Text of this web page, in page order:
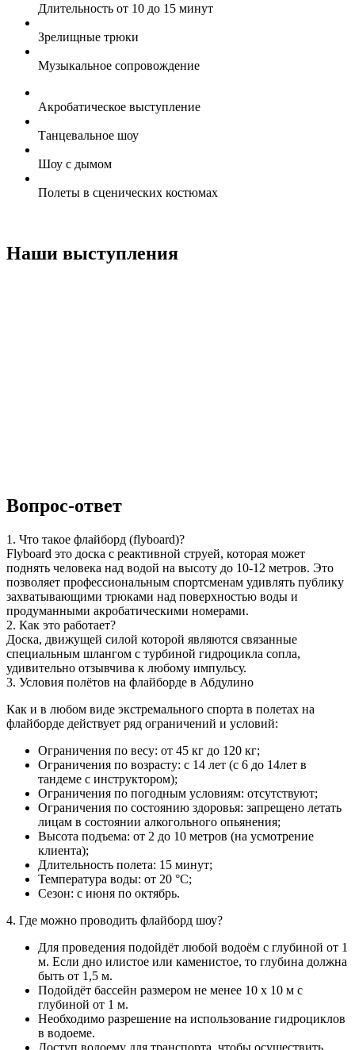
Длительность от 10 до 15 минут
Зрелищные трюки
Музыкальное сопровождение
Акробатическое выступление
Танцевальное шоу
Шоу с дымом
Полеты в сценических костюмах
Наши выступления
Вопрос-ответ
1. Что такое флайборд (flyboard)?
Flyboard это доска с реактивной струей, которая может
поднять человека над водой на высоту до 10-12 метров. Это
позволяет профессиональным спортсменам удивлять публику
захватывающими трюками над поверхностью воды и
продуманными акробатическими номерами.
2. Как это работает?
Доска, движущей силой которой являются связанные
специальным шлангом с турбиной гидроцикла сопла,
удивительно отзывчива к любому импульсу.
3. Условия полётов на флайборде в Абдулино
Как и в любом виде экстремального спорта в полетах на
флайборде действует ряд ограничений и условий:
Ограничения по весу: от 45 кг до 120 кг;
Ограничения по возрасту: с 14 лет (с 6 до 14лет в
тандеме с инструктором);
Ограничения по погодным условиям: отсутствуют;
Ограничения по состоянию здоровья: запрещено летать
лицам в состоянии алкогольного опьянения;
Высота подъема: от 2 до 10 метров (на усмотрение
клиента);
Длительность полета: 15 минут;
Температура воды: от 20 °С;
Сезон: с июня по октябрь.
4. Где можно проводить флайборд шоу?
Для проведения подойдёт любой водоём с глубиной от 1
м. Если дно илистое или каменистое, то глубина должна
быть от 1,5 м.
Подойдёт бассейн размером не менее 10 х 10 м с
глубиной от 1 м.
Необходимо разрешение на использование гидроциклов
в водоеме.